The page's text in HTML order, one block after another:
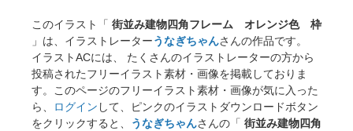
このイラスト「 街並み建物四角フレーム オレンジ色 枠
」は、イラストレーターうなぎちゃんさんの作品です。
イラストACには、 たくさんのイラストレーターの方から
投稿されたフリーイラスト素材・画像を掲載しておりま
す。このページのフリーイラスト素材・画像が気に入った
ら、
ログイン して、ピンクのイラストダウンロードボタン
をクリックすると、
うなぎちゃんさんの「 街並み建物四角